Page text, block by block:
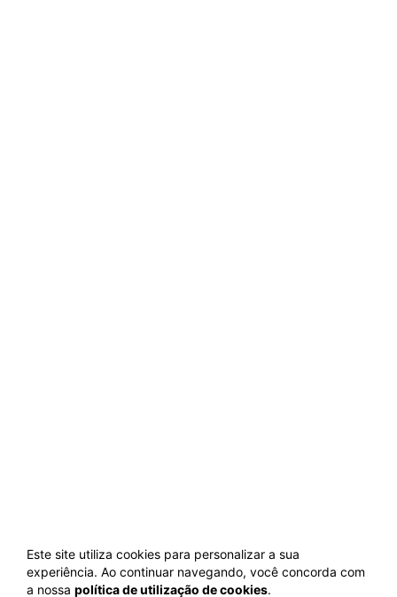
Este site utiliza cookies para personalizar a sua
experiência. Ao continuar navegando, você concorda com
a nossa política de utilização de cookies.